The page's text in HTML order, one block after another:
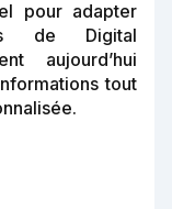
pour adapter
de Digital
aujourd’hui
tout